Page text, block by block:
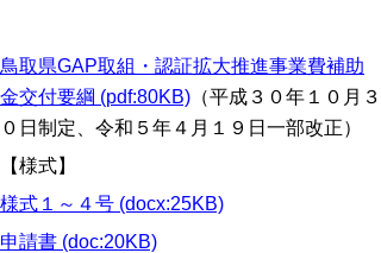
鳥取県GAP取組・認証拡大推進事業費補助
金交付要綱 (pdf:80KB) （平成３０年１０月３
０日制定、 令和５年４月１９日一部改正）
【様式】
様式１～４号 (docx:25KB)
申請書 (doc:20KB)